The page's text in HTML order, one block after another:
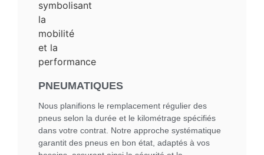
PNEUMATIQUES
Nous planifions le remplacement régulier des
pneus selon la durée et le kilométrage spécifiés
dans votre contrat. Notre approche systématique
garantit des pneus en bon état, adaptés à vos